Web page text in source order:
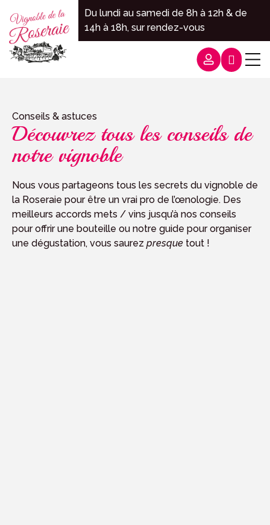
Du lundi au samedi de 8h à 12h & de
14h à 18h, sur rendez-vous
Conseils & astuces
Découvrez tous les conseils de
notre vignoble
Nous vous partageons tous les secrets du vignoble de
la Roseraie pour être un vrai pro de l’œnologie. Des
meilleurs accords mets / vins jusqu’à nos conseils
pour offrir une bouteille ou notre guide pour organiser
une dégustation, vous saurez presque tout !
Panneau de gestion des cookies